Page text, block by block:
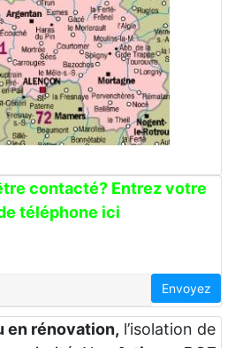
contacté? Entrez votre
téléphone ici
Envoyez
en rénovation, l’isolation de